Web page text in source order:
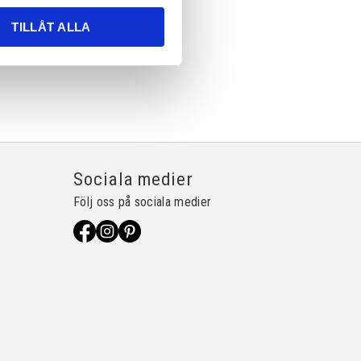
TILLÅT ALLA
Sociala medier
Följ oss på sociala medier